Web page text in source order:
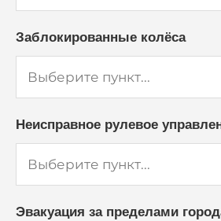
Заблокированные колёса
Неисправное рулевое
Эвакуация за пределами